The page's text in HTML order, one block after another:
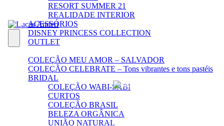
RESORT SUMMER 21
REALIDADE INTERIOR
ACESSÓRIOS
DISNEY PRINCESS COLLECTION
OUTLET
COLEÇÃO MEU AMOR – SALVADOR
COLEÇÃO CELEBRATE – Tons vibrantes e tons pastéis
BRIDAL
COLEÇÃO WABI-SABI
CURTOS
COLEÇÃO BRASIL
BELEZA ORGÂNICA
UNIÃO NATURAL